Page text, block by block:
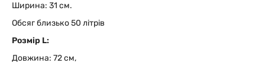
Ширина: 31 см.
Обсяг близько 50 літрів
Розмір L:
Довжина: 72 см,